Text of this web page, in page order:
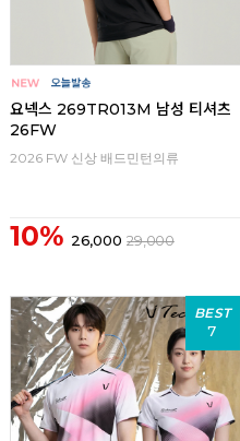
요넥스 269TR013M 남성 티셔츠
26FW
2026 FW 신상 배드민턴의류
10% 26,000 29,000
BEST
7